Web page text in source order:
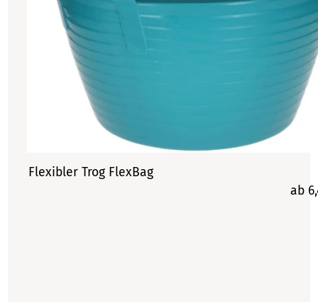
Flexibler Trog FlexBag
ab